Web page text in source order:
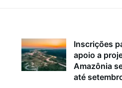
Inscrições
apoio a
Amazônia
até